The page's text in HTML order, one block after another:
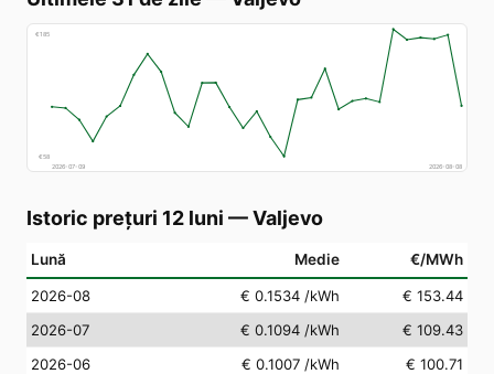
€185
€58
2026-07-09
2026-08-08
Istoric prețuri 12 luni —Valjevo
Lună Medie €/MWh
2026-08 € 0.1534 /kWh
€ 153.44
2026-07
€ 0.1094 /kWh
€ 109.43
2026-06
€ 0.1007 /kWh
€ 100.71